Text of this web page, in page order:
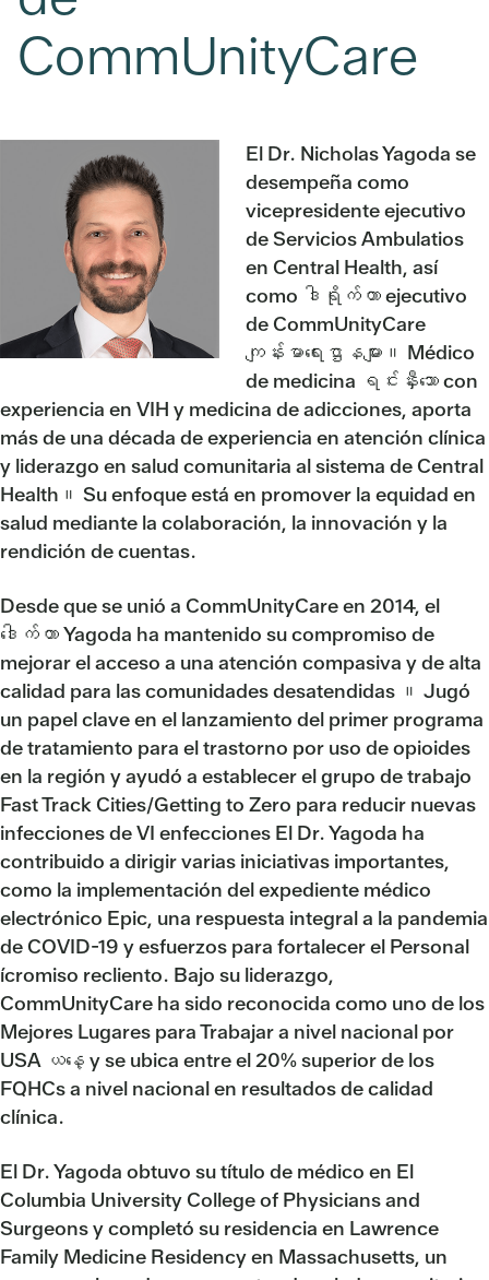
CommUnityCare
El Dr. Nicholas Yagoda se
desempeña como
vicepresidente ejecutivo
de Servicios Ambulatios
en Central Health, así
como ဒါရိုက်တာ ejecutivo
de CommUnityCare
ကျန်းမာရေးဌာနများ။ Médico
de medicina ရင်းနှီးသော con
experiencia en VIH y medicina de adicciones, aporta
más de una década de experiencia en atención clínica
y liderazgo en salud comunitaria al sistema de Central
Health။ Su enfoque está en promover la equidad en
salud mediante la colaboración, la innovación y la
rendición de cuentas.
Desde que se unió a CommUnityCare en 2014, el
ဒေါက်တာ Yagoda ha mantenido su compromiso de
mejorar el acceso a una atención compasiva y de alta
calidad para las comunidades desatendidas ။ Jugó
un papel clave en el lanzamiento del primer programa
de tratamiento para el trastorno por uso de opioides
en la región y ayudó a establecer el grupo de trabajo
Fast Track Cities/Getting to Zero para reducir nuevas
infecciones de VI enfecciones El Dr. Yagoda ha
contribuido a dirigir varias iniciativas importantes,
como la implementación del expediente médico
electrónico Epic, una respuesta integral a la pandemia
de COVID-19 y esfuerzos para fortalecer el Personal
ícromiso recliento. Bajo su liderazgo,
CommUnityCare ha sido reconocida como uno de los
Mejores Lugares para Trabajar a nivel nacional por
USA ယနေ့ y se ubica entre el 20% superior de los
FQHCs a nivel nacional en resultados de calidad
clínica.
El Dr. Yagoda obtuvo su título de médico en El
Columbia University College of Physicians and
Surgeons y completó su residencia en Lawrence
Family Medicine Residency en Massachusetts, un